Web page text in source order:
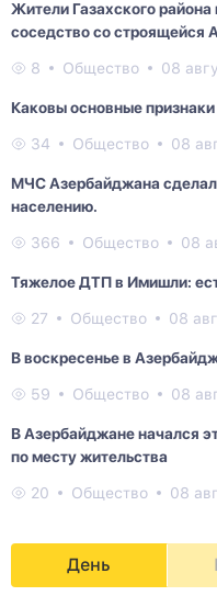
Жители Газахского
соседство со строящейся
8 Общество 08
Каковы основные
34 Общество 08
МЧС Азербайджана
населению.
366 Общество 08
Тяжелое ДТП в Имишли:
27 Общество 08
В воскресенье в
59 Общество 08
В Азербайджане начался
по месту жительства
20 Общество 08
День